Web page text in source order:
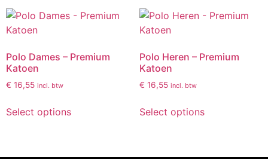
Polo Dames – Premium
Katoen
€ 16,55 incl. btw
Select options
Polo Heren – Premium
Katoen
€ 16,55 incl. btw
Select options